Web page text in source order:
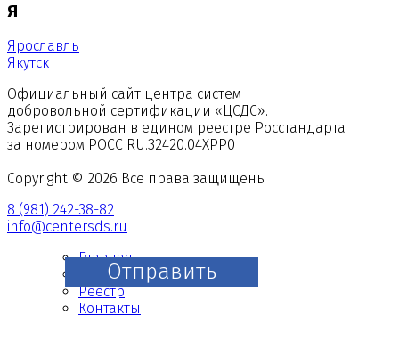
Отправить
Я
Ярославль
Якутск
Официальный сайт центра систем
добровольной сертификации «ЦСДС».
Зарегистрирован в едином реестре Росстандарта
за номером РОСС RU.З2420.04ХРР0
Copyright © 2026 Все права защищены
8 (981) 242-38-82
info@centersds.ru
Главная
О нас
Реестр
Контакты